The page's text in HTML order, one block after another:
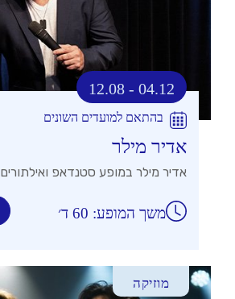
12.08 - 04.12
בהתאם למועדים השונים
אדיר מילר
אדיר מילר במופע סטנדאפ ואילתורים
משך המופע: 60 ד׳
מוזיקה